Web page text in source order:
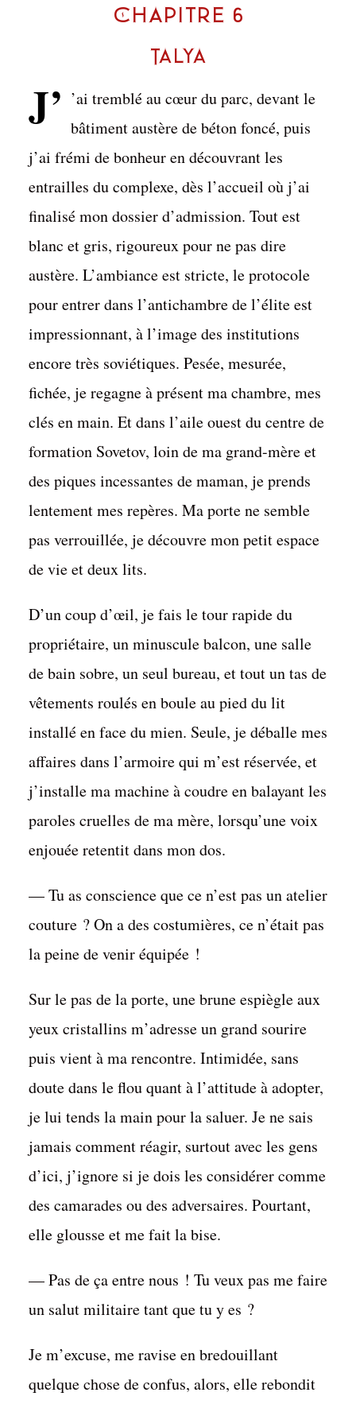
Chapitre 6
Talya
J’ ’ai tremblé au cœur du parc, devant le
bâtiment austère de béton foncé, puis
j’ai frémi de bonheur en découvrant les
entrailles du complexe, dès l’accueil où j’ai
finalisé mon dossier d’admission. Tout est
blanc et gris, rigoureux pour ne pas dire
austère. L’ambiance est stricte, le protocole
pour entrer dans l’antichambre de l’élite est
impressionnant, à l’image des institutions
encore très soviétiques. Pesée, mesurée,
fichée, je regagne à présent ma chambre, mes
clés en main. Et dans l’aile ouest du centre de
formation Sovetov, loin de ma grand-mère et
des piques incessantes de maman, je prends
lentement mes repères. Ma porte ne semble
pas verrouillée, je découvre mon petit espace
de vie et deux lits.
D’un coup d’œil, je fais le tour rapide du
propriétaire, un minuscule balcon, une salle
de bain sobre, un seul bureau, et tout un tas de
vêtements roulés en boule au pied du lit
installé en face du mien. Seule, je déballe mes
affaires dans l’armoire qui m’est réservée, et
j’installe ma machine à coudre en balayant les
paroles cruelles de ma mère, lorsqu’une voix
enjouée retentit dans mon dos.
— Tu as conscience que ce n’est pas un atelier
couture ? On a des costumières, ce n’était pas
la peine de venir équipée !
Sur le pas de la porte, une brune espiègle aux
yeux cristallins m’adresse un grand sourire
puis vient à ma rencontre. Intimidée, sans
doute dans le flou quant à l’attitude à adopter,
je lui tends la main pour la saluer. Je ne sais
jamais comment réagir, surtout avec les gens
d’ici, j’ignore si je dois les considérer comme
des camarades ou des adversaires. Pourtant,
elle glousse et me fait la bise.
— Pas de ça entre nous ! Tu veux pas me faire
un salut militaire tant que tu y es ?
Je m’excuse, me ravise en bredouillant
quelque chose de confus, alors, elle rebondit